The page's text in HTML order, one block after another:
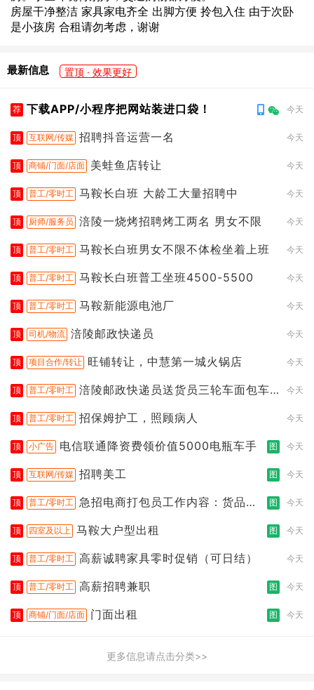
房屋干净整洁 家具家电齐全 出脚方便 拎包入住 由于次卧
是小孩房 合租请勿考虑，谢谢
最新信息 置顶 · 效果更好
荐 下载APP/小程序把网站装进口袋！ 今天
顶 互联网/传媒 招聘抖音运营一名 今天
顶 商铺/门面/店面 美蛙鱼店转让 今天
顶 普工/零时工 马鞍长白班 大龄工大量招聘中 今天
顶 厨师/服务员 涪陵一烧烤招聘烤工两名 男女不限 今天
顶 普工/零时工 马鞍长白班男女不限不体检坐着上班 今天
顶 普工/零时工 马鞍长白班普工坐班4500-5500 今天
顶 普工/零时工 马鞍新能源电池厂 今天
顶 司机/物流 涪陵邮政快递员 今天
顶 项目合作/转让 旺铺转让，中慧第一城火锅店 今天
顶 普工/零时工 涪陵邮政快递员送货员三轮车面包车
今天
顶 普工/零时工 招保姆护工，照顾病人 今天
顶 小广告 电信联通降资费领价值5000电瓶车手 图 今天
顶 互联网/传媒 招聘美工 图 今天
顶 普工/零时工 急招电商打包员工作内容：货品分
图 今天
顶 四室及以上 马鞍大户型出租 图 今天
顶 普工/零时工 高薪诚聘家具零时促销（可日结） 今天
顶 普工/零时工 高薪招聘兼职 图 今天
顶 商铺/门面/店面 门面出租 图 今天
更多信息请点击分类>>